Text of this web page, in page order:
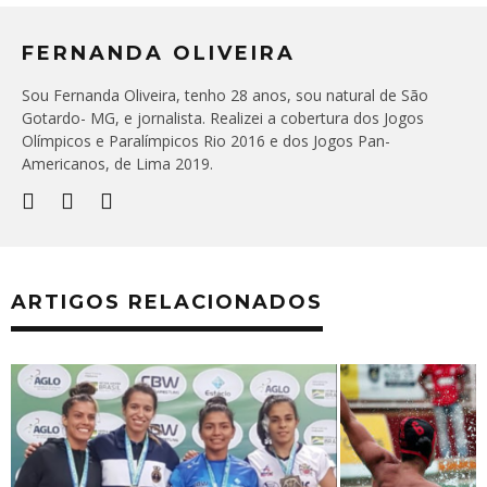
FERNANDA OLIVEIRA
Sou Fernanda Oliveira, tenho 28 anos, sou natural de São
Gotardo- MG, e jornalista. Realizei a cobertura dos Jogos
Olímpicos e Paralímpicos Rio 2016 e dos Jogos Pan-
Americanos, de Lima 2019.
ARTIGOS RELACIONADOS